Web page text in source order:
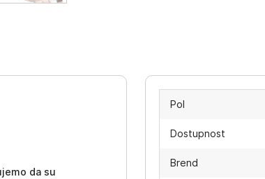
da su
Pol
Dostupnost
Brend